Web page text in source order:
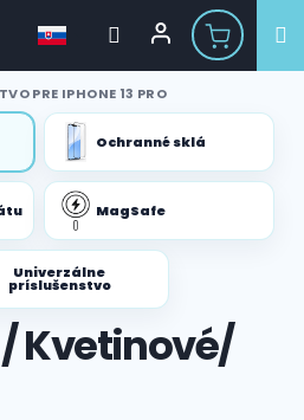
PRE IPHONE 13 PRO
Ochranné sklá
MagSafe
Univerzálne
príslušenstvo
Kvetinové/